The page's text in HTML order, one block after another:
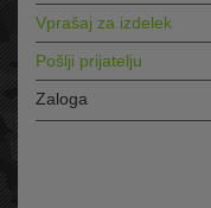
Vprašaj za izdelek
Pošlji prijatelju
Zaloga